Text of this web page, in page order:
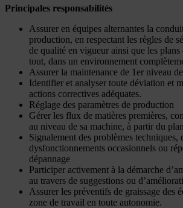
Principales responsabilités
Assurer en équipes alternantes la
production, en respectant les règles de
de qualité en vigueur ainsi que les
tout, dans un environnement
Assurer la maintenance de 1er niveau
Identifier et analyser toute déviation et
actions correctives adéquates.
Réglage des paramètres de production
Gérer les flux de matières premières,
au niveau de sa machine, à partir du
Signalement des problèmes techniques,
dysfonctionnements occasionnels ou
dépannage
Participer activement à la démarche
au travers de suggestions ou
Assurer les préventifs de graissage des
zone de travail en toute autonomie.